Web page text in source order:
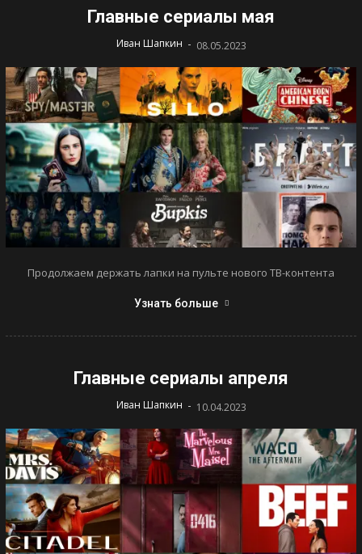
Главные сериалы мая
Иван Шапкин - 08.05.2023
Продолжаем держать лапки на пульте нового ТВ-контента
Узнать больше
Главные сериалы апреля
Иван Шапкин - 10.04.2023